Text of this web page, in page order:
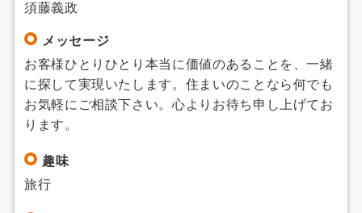
須藤義政
メッセージ
お客様ひとりひとり本当に価値のあることを、一緒
に探して実現いたします。住まいのことなら何でも
お気軽にご相談下さい。心よりお待ち申し上げてお
ります。
趣味
旅行